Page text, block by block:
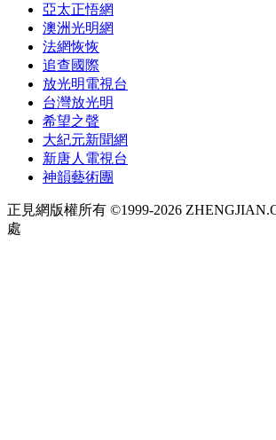
亞太正悟網
澳洲光明網
法網恢恢
追查國際
放光明電視台
台灣放光明
希望之聲
大紀元新聞網
新唐人電視台
神韻藝術團
正見網版權所有 ©1999-2026
處